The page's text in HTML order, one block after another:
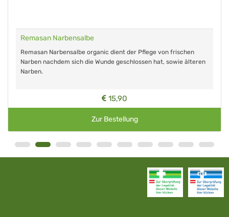
Remasan Narbensalbe
Remasan Narbensalbe organic dient der Pflege von frischen
Narben nachdem sich die Wunde geschlossen hat, sowie älteren
Narben.
15,90
Zur Bestellung